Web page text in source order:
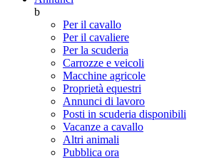
b
Per il cavallo
Per il cavaliere
Per la scuderia
Carrozze e veicoli
Macchine agricole
Proprietà equestri
Annunci di lavoro
Posti in scuderia disponibili
Vacanze a cavallo
Altri animali
Pubblica ora